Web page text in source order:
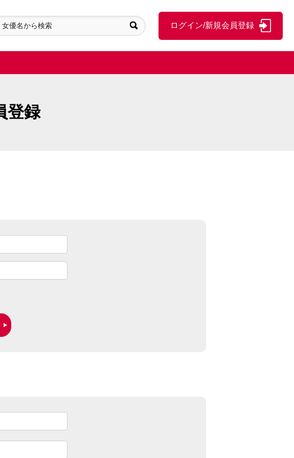
ログイン/新規会員登録
登録